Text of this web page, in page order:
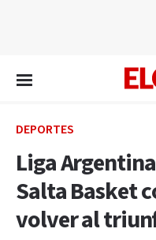
DEPORTES
Liga
Salta Basket
volver al